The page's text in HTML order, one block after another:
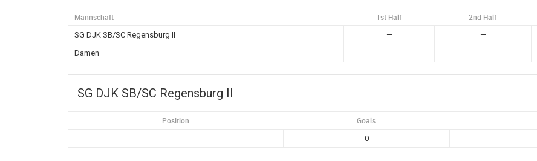
Mannschaft 1st Half 2nd Half
SG DJK SB/SC Regensburg II — —
Damen
— —
SG DJK SB/SC Regensburg II
Position Goals
0